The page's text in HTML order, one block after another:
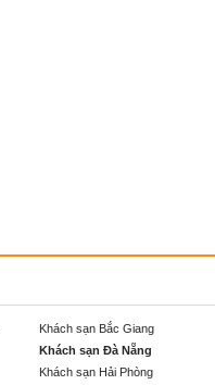
Khách sạn Bắc Giang
Khách sạn Đà Nẵng
Khách sạn Hải Phòng